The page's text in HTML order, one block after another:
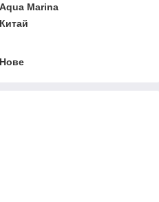
Aqua Marina
Китай
Нове